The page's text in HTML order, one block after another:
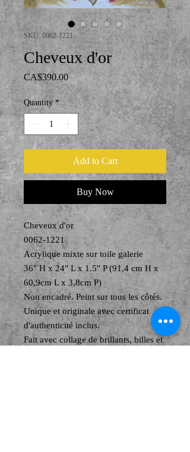
SKU: 0062-1221
Cheveux d'or
CA$390.00Price
Quantity *
Add to Cart
Buy Now
Cheveux d'or
0062-1221
Acrylique mixte sur toile galerie
36" H x 24" L x 1.5" P (91,4 cm H x
60,9cm L x 3,8cm P)
Non encadré. Peint sur tous les côtés.
Unique et originale avec certificat
d'authenticité inclus.
Fait avec collage de brillants, billes et